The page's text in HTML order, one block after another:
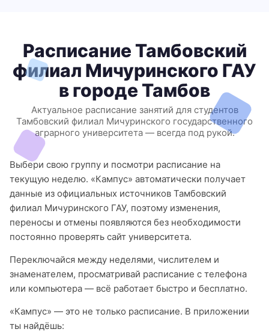
Расписание Тамбовский
филиал Мичуринского ГАУ
в городе Тамбов
Актуальное расписание занятий для студентов
Тамбовский филиал Мичуринского государственного
аграрного университета — всегда под рукой.
Выбери свою группу и посмотри расписание на
текущую неделю. «Кампус» автоматически получает
данные из официальных источников Тамбовский
филиал Мичуринского ГАУ, поэтому изменения,
переносы и отмены появляются без необходимости
постоянно проверять сайт университета.
Переключайся между неделями, числителем и
знаменателем, просматривай расписание с телефона
или компьютера — всё работает быстро и бесплатно.
«Кампус» — это не только расписание. В приложении
ты найдёшь: